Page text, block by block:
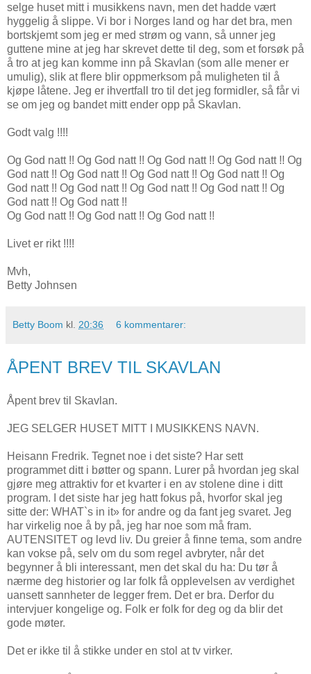
selge huset mitt i musikkens navn, men det hadde vært
hyggelig å slippe. Vi bor i Norges land og har det bra, men
bortskjemt som jeg er med strøm og vann, så unner jeg
guttene mine at jeg har skrevet dette til deg, som et forsøk på
å tro at jeg kan komme inn på Skavlan (som alle mener er
umulig), slik at flere blir oppmerksom på muligheten til å
kjøpe låtene. Jeg er ihvertfall tro til det jeg formidler, så får vi
se om jeg og bandet mitt ender opp på Skavlan.
Godt valg !!!!
Og God natt !! Og God natt !! Og God natt !! Og God natt !! Og
God natt !! Og God natt !! Og God natt !! Og God natt !! Og
God natt !! Og God natt !! Og God natt !! Og God natt !! Og
God natt !! Og God natt !!
Og God natt !! Og God natt !! Og God natt !!
Livet er rikt !!!!
Mvh,
Betty Johnsen
Betty Boom kl. 20:36 6 kommentarer:
ÅPENT BREV TIL SKAVLAN
Åpent brev til Skavlan.
JEG SELGER HUSET MITT I MUSIKKENS NAVN.
Heisann Fredrik. Tegnet noe i det siste? Har sett
programmet ditt i bøtter og spann. Lurer på hvordan jeg skal
gjøre meg attraktiv for et kvarter i en av stolene dine i ditt
program. I det siste har jeg hatt fokus på, hvorfor skal jeg
sitte der: WHAT`s in it» for andre og da fant jeg svaret. Jeg
har virkelig noe å by på, jeg har noe som må fram.
AUTENSITET og levd liv. Du greier å finne tema, som andre
kan vokse på, selv om du som regel avbryter, når det
begynner å bli interessant, men det skal du ha: Du tør å
nærme deg historier og lar folk få opplevelsen av verdighet
uansett sannheter de legger frem. Det er bra. Derfor du
intervjuer kongelige og. Folk er folk for deg og da blir det
gode møter.
Det er ikke til å stikke under en stol at tv virker.